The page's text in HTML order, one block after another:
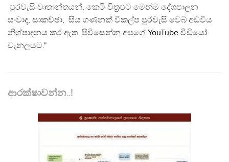
පුරවැසි වෘතාන්තයන්, කෙටි චිත්‍රපට මෙන්ම දේශපාලන
සංවාද, සාකච්ඡා, සිය ගණනක් විකල්ප පුරවැසි වෙබ් අඩවිය
නිශ්පාදනය කර ඇත. පිවිසෙන්න අපගේ YouTube වීඩියෝ
චැනලයට."
ආරක්ෂාවන්න..!